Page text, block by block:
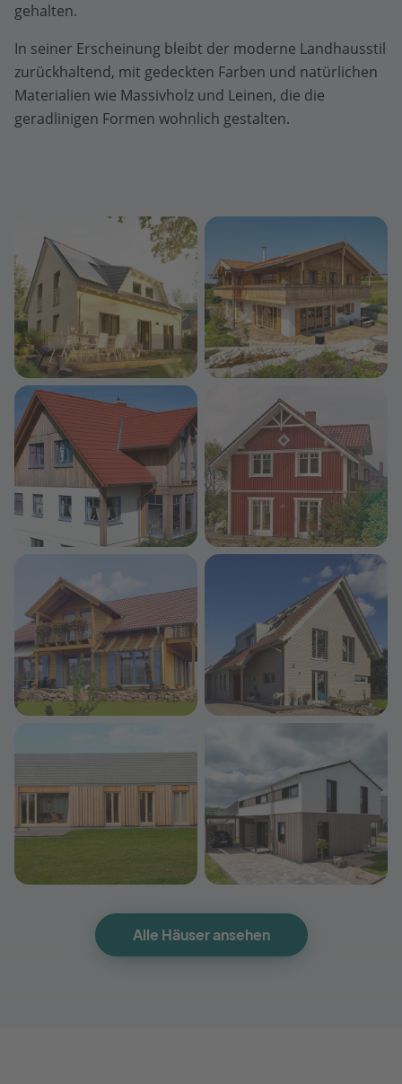
gehalten.
In seiner Erscheinung bleibt der moderne Landhausstil
zurückhaltend, mit gedeckten Farben und natürlichen
Materialien wie Massivholz und Leinen, die die
geradlinigen Formen wohnlich gestalten.
Landhaus 142
272.590 €
144,70 m²
Regnauer Hausbau
786.020 €
247 m²
Dammann-Haus
329.000 €
138 m² 143,20 m²
Frammelsberger Holzbau
Auf Anfrage
167,45 m²
406.500 €
195 m²
Gebrüder Noack Holzbau
Frammelsberger Holzbau
Alle Häuser ansehen